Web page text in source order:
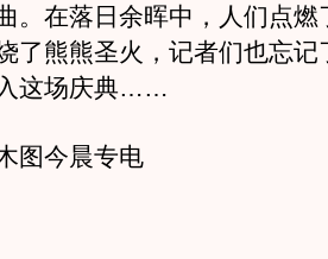
。在落日余晖中，人们点燃
了熊熊圣火，记者们也忘记
这场庆典……
今晨专电